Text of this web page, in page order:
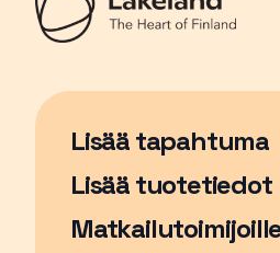
Lisää tapahtuma
Sivu avautuu
Lisää tuotetiedot